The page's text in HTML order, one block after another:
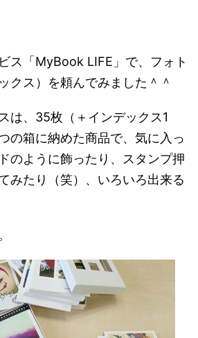
ス「MyBook LIFE」で、フォト
クス）を頼んでみました＾＾
は、35枚（＋インデックス1
の箱に納めた商品で、気に入っ
のように飾ったり、スタンプ押
みたり（笑）、いろいろ出来る